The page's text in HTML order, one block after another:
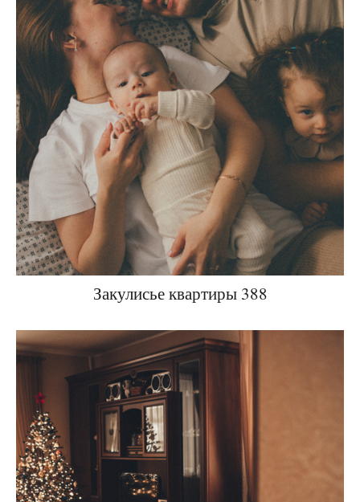
Закулисье квартиры 388